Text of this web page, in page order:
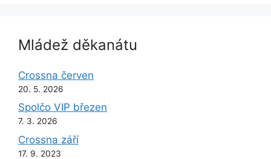
Mládež děkanátu
Crossna červen
20. 5. 2026
Spolčo VIP březen
7. 3. 2026
Crossna září
17. 9. 2023